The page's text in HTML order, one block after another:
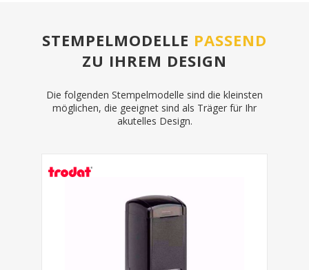
STEMPELMODELLE PASSEND
ZU IHREM DESIGN
Die folgenden Stempelmodelle sind die kleinsten
möglichen, die geeignet sind als Träger für Ihr
akutelles Design.